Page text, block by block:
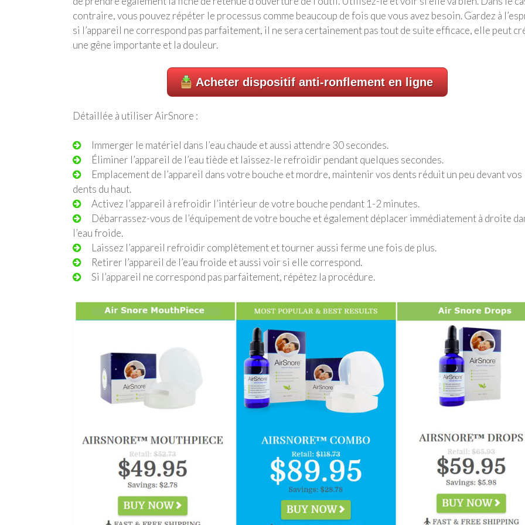
contraire, vous pouvez répéter le processus comme beaucoup de fois que vous avez besoin. Gardez à
si l’appareil ne correspond pas parfaitement, il ne sera certainement pas tout de suite efficace, elle peut
une gêne importante et la douleur.
Acheter dispositif anti-ronflement en ligne
Détaillée à utiliser AirSnore :
Immerger le matériel dans l’eau chaude et aussi attendre 30 secondes.
Éliminer l’appareil de l’eau tiède et laissez-le refroidir pendant quelques secondes.
Emplacement de l’appareil dans votre bouche et mordre, maintenir vos dents réduit un peu devant vos
dents du haut.
Activez l’appareil à refroidir l’intérieur de votre bouche pendant 1-2 minutes.
Débarrassez-vous de l’équipement de votre bouche et également déplacer immédiatement à droite
l’eau froide.
Laissez l’appareil refroidir complètement et tourner aussi ferme une fois de plus.
Retirer l’appareil de l’eau froide et aussi voir si elle correspond.
Si l’appareil ne correspond pas parfaitement, répétez la procédure.